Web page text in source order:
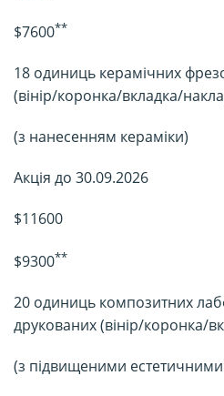
$7600**
18 одиниць керамічних
(вінір/коронка/вкладка/
(з нанесенням кераміки)
Акція до 30.09.2026
$11600
$9300**
20 одиниць композитних
друкованих (вінір/коронка/
(з підвищеними